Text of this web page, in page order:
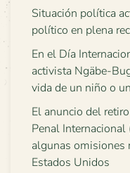
Situación política
político en plena
En el Día
activista Ngäbe-
vida de un niño o
El anuncio del
Penal
algunas omisiones
Estados Unidos